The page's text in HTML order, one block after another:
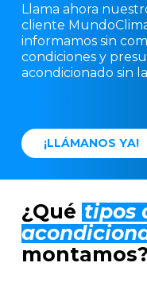
Llama ahora
cliente
informamos sin
condiciones y
acondicionado sin
¡LLÁMANOS YA!
¿Qué tipos
montamos?